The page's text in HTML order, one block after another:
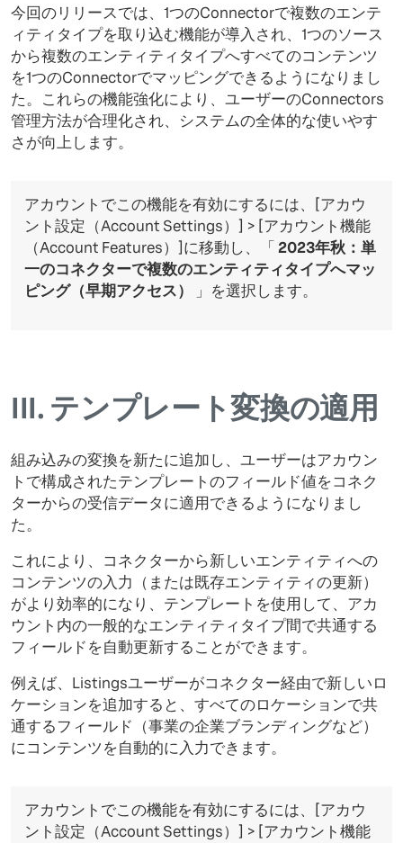
今回のリリースでは、1つのConnectorで複数のエンテ
ィティタイプを取り込む機能が導入され、1つのソース
から複数のエンティティタイプへすべてのコンテンツ
を1つのConnectorでマッピングできるようになりまし
た。これらの機能強化により、ユーザーのConnectors
管理方法が合理化され、システムの全体的な使いやす
さが向上します。
アカウントでこの機能を有効にするには、[アカウ
ント設定（Account Settings）] > [アカウント機能
（Account Features）]に移動し、「 2023年秋：単
一のコネクターで複数のエンティティタイプへマッ
ピング（早期アクセス）
」を選択します。
III. テンプレート変換の適用
組み込みの変換を新たに追加し、ユーザーはアカウン
トで構成されたテンプレートのフィールド値をコネク
ターからの受信データに適用できるようになりまし
た。
これにより、コネクターから新しいエンティティへの
コンテンツの入力（または既存エンティティの更新）
がより効率的になり、テンプレートを使用して、アカ
ウント内の一般的なエンティティタイプ間で共通する
フィールドを自動更新することができます。
例えば、Listingsユーザーがコネクター経由で新しいロ
ケーションを追加すると、すべてのロケーションで共
通するフィールド（事業の企業ブランディングなど）
にコンテンツを自動的に入力できます。
アカウントでこの機能を有効にするには、[アカウ
ント設定（Account Settings）] > [アカウント機能